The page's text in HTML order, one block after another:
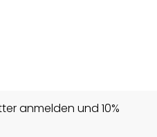
anmelden und 10%